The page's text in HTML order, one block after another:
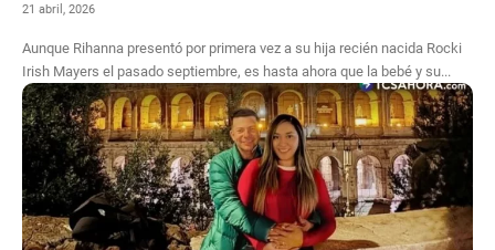
21 abril, 2026
Aunque Rihanna presentó por primera vez a su hija recién nacida Rocki
Irish Mayers el pasado septiembre, es hasta ahora que la bebé y su...